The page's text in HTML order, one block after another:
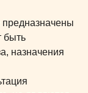
быть
назначения